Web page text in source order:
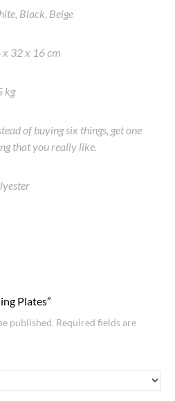
Black, Beige
x 32 x 16 cm
kg
of buying six things, get one
that you really like.
Plates”
published. Required fields are